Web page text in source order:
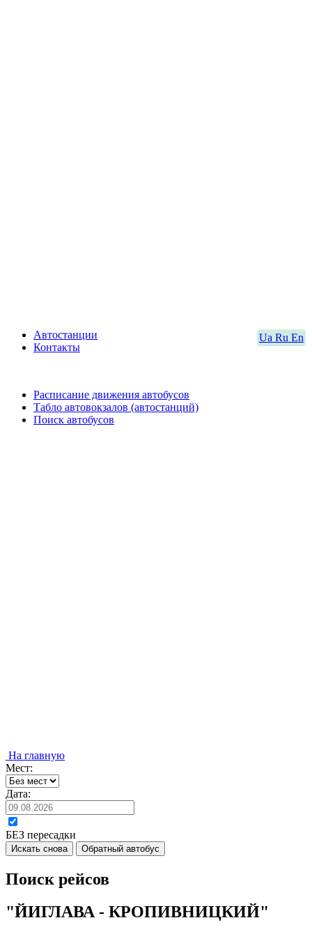
Ua Ru En
Автостанции
Контакты
Расписание движения автобусов
Табло автовокзалов (автостанций)
Поиск автобусов
На главную
Мест:
Дата:
БЕЗ пересадки
Искать снова Обратный автобус
Поиск рейсов
"ЙИГЛАВА - КРОПИВНИЦКИЙ"